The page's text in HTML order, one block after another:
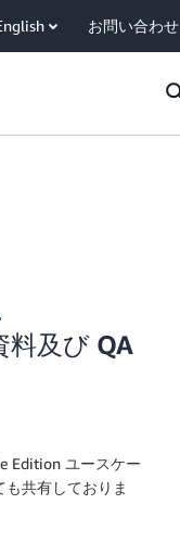
お問い合わせ
及び QA
Edition ユースケー
共有しておりま